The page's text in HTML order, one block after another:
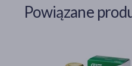
Powiązane